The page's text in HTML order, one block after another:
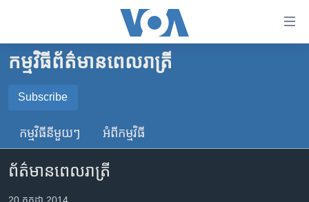
គេហទំព័រ​
ទាក់ទង
រំលង​
ទំព័រ​
ព័ត៌មាន​​
តែ​
កម្ពុជា
អន្តរជាតិ
ចិន
ហេឡូវីអូអេ
កម្ពុជាច្នៃប្រតិដ្ឋ
កម្មវិធី​ព័ត៌មាន​ពេលរាត្រី
Subscribe
SUBSCRIBE
YouTube Music
កម្មវិធី​នីមួយៗ អំពី​កម្មវិធី​
ព័ត៌មានពេលរាត្រី
20 កក្កដា 2014